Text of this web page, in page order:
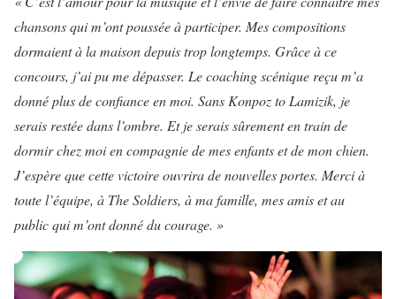
chansons qui m’ont poussée à participer. Mes compositions
dormaient à la maison depuis trop longtemps. Grâce à ce
concours, j’ai pu me dépasser. Le coaching scénique reçu m’a
donné plus de confiance en moi. Sans Konpoz to Lamizik, je
serais restée dans l’ombre. Et je serais sûrement en train de
dormir chez moi en compagnie de mes enfants et de mon chien.
J’espère que cette victoire ouvrira de nouvelles portes. Merci à
toute l’équipe, à The Soldiers, à ma famille, mes amis et au
public qui m’ont donné du courage. »